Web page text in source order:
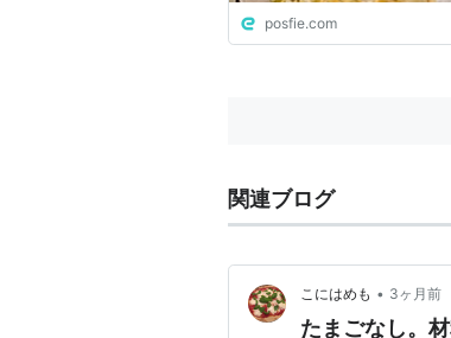
posfie.com
関連ブログ
こにはめも • 3ヶ月前
たまごなし。